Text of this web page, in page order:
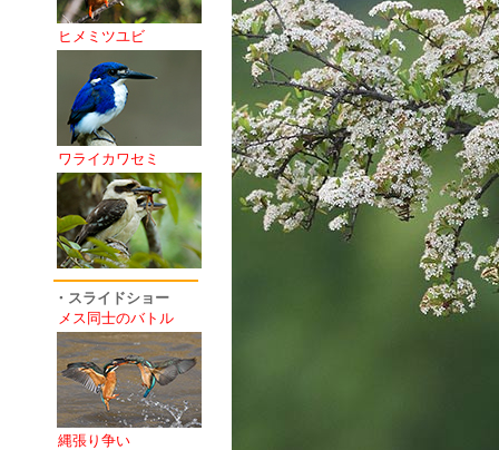
ヒメミツユビ
ワライカワセミ
・スライドショー
メス同士のバトル
縄張り争い